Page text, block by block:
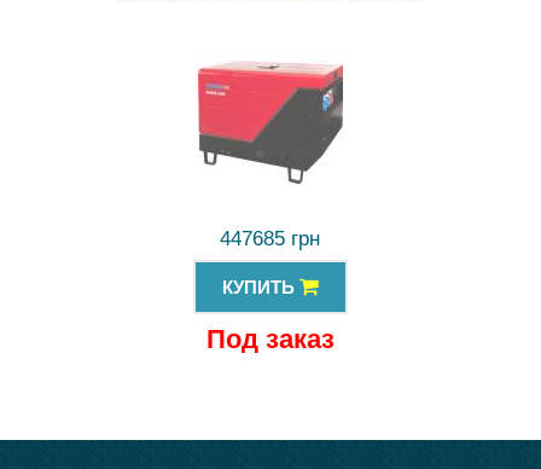
447685 грн
КУПИТЬ
Под заказ